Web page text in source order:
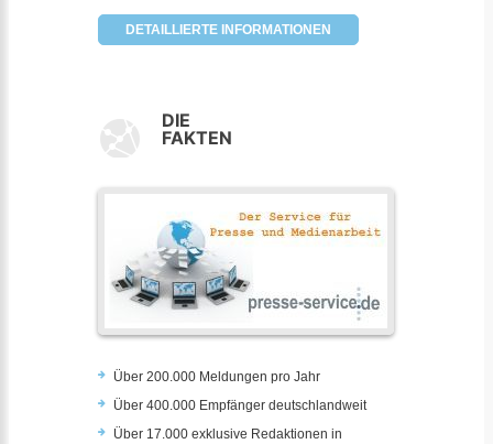
DETAILLIERTE INFORMATIONEN
DIE
FAKTEN
Über 200.000 Meldungen pro Jahr
Über 400.000 Empfänger deutschlandweit
Über 17.000 exklusive Redaktionen in